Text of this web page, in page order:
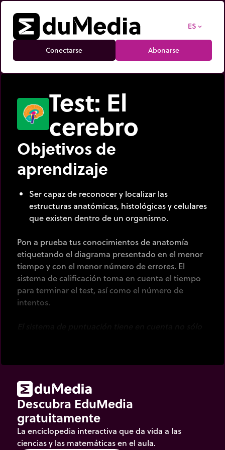
ES expand_more
Conectarse Abonarse
Test: El
cerebro
Objetivos de
aprendizaje
Ser capaz de reconocer y localizar las
estructuras anatómicas, histológicas y celulares
que existen dentro de un organismo.
Pon a prueba tus conocimientos de anatomía
etiquetando el diagrama presentado en el menor
tiempo y con el menor número de errores. El
sistema de calificación toma en cuenta el tiempo
para terminar el test, así como el número de
intentos.
Descubra EduMedia
gratuitamente
La enciclopedia interactiva que da vida a las
ciencias y las matemáticas en el aula.